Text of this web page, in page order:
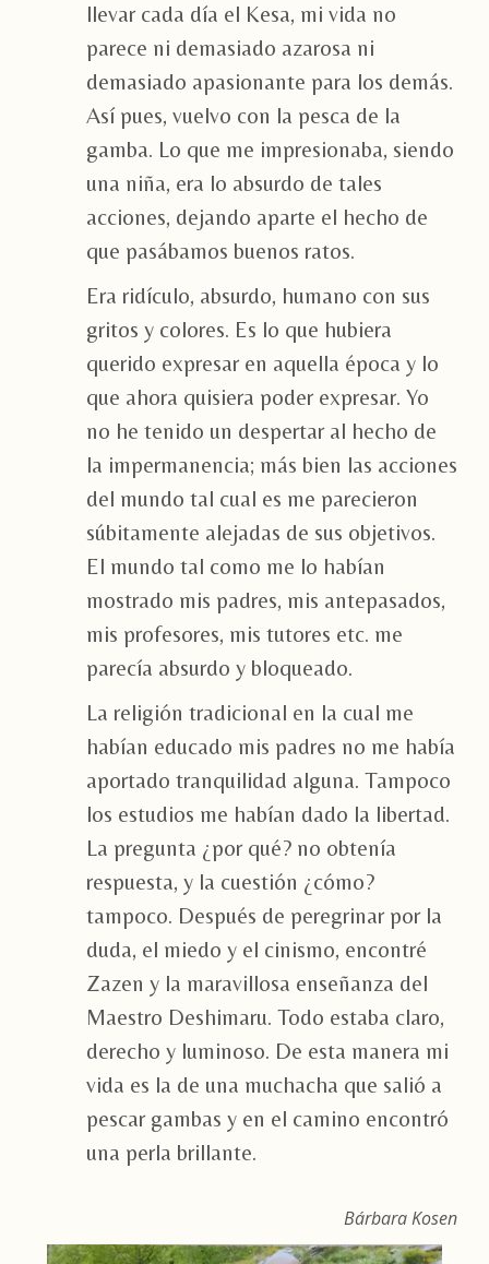
llevar cada día el Kesa, mi vida no
parece ni demasiado azarosa ni
demasiado apasionante para los demás.
Así pues, vuelvo con la pesca de la
gamba. Lo que me impresionaba, siendo
una niña, era lo absurdo de tales
acciones, dejando aparte el hecho de
que pasábamos buenos ratos.
Era ridículo, absurdo, humano con sus
gritos y colores. Es lo que hubiera
querido expresar en aquella época y lo
que ahora quisiera poder expresar. Yo
no he tenido un despertar al hecho de
la impermanencia; más bien las acciones
del mundo tal cual es me parecieron
súbitamente alejadas de sus objetivos.
El mundo tal como me lo habían
mostrado mis padres, mis antepasados,
mis profesores, mis tutores etc. me
parecía absurdo y bloqueado.
La religión tradicional en la cual me
habían educado mis padres no me había
aportado tranquilidad alguna. Tampoco
los estudios me habían dado la libertad.
La pregunta ¿por qué? no obtenía
respuesta, y la cuestión ¿cómo?
tampoco. Después de peregrinar por la
duda, el miedo y el cinismo, encontré
Zazen y la maravillosa enseñanza del
Maestro Deshimaru. Todo estaba claro,
derecho y luminoso. De esta manera mi
vida es la de una muchacha que salió a
pescar gambas y en el camino encontró
una perla brillante.
Bárbara Kosen